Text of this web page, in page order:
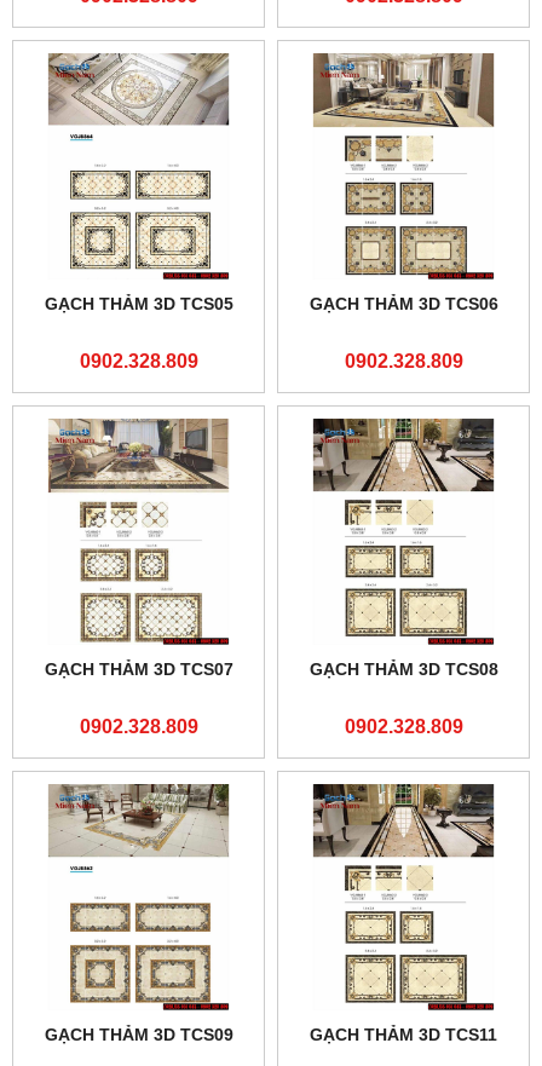
GẠCH THẢM 3D TCS05
0902.328.809
GẠCH THẢM 3D TCS06
0902.328.809
GẠCH THẢM 3D TCS07
0902.328.809
GẠCH THẢM 3D TCS08
0902.328.809
GẠCH THẢM 3D TCS09 GẠCH THẢM 3D TCS11